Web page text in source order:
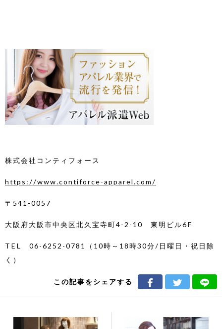
株式会社コンティフォース
https://www.contiforce-apparel.com/
〒541-0057
大阪府大阪市中央区北久宝寺町4-2-10 東明ビル6F
TEL 06-6252-0781（10時～18時30分/日曜日・祝日除
く）
この記事をシェアする